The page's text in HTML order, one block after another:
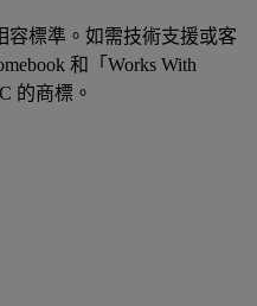
容標準。如需技術支援或客
和「Works With
的商標。